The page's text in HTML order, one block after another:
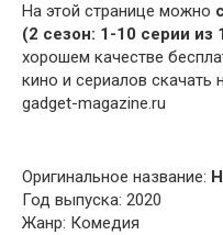
На этой странице можно
(2 сезон: 1-10 серии из
хорошем качестве
кино и сериалов скачать
gadget-magazine.ru
Оригинальное название:
Год выпуска: 2020
Жанр: Комедия